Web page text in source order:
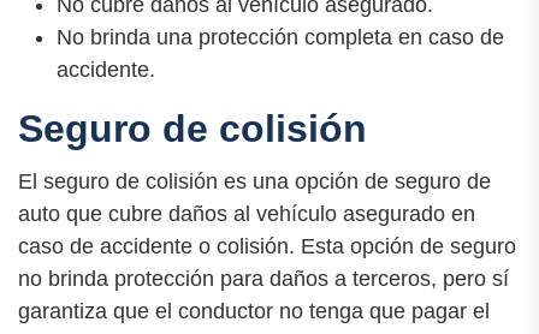
No cubre daños al vehículo asegurado.
No brinda una protección completa en caso de
accidente.
Seguro de colisión
El seguro de colisión es una opción de seguro de
auto que cubre daños al vehículo asegurado en
caso de accidente o colisión. Esta opción de seguro
no brinda protección para daños a terceros, pero sí
garantiza que el conductor no tenga que pagar el